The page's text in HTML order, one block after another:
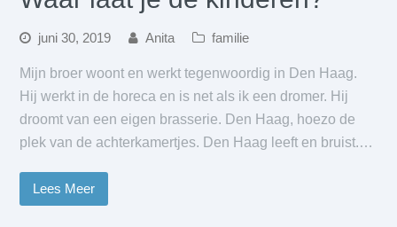
juni 30, 2019 Anita familie
Mijn broer woont en werkt tegenwoordig in Den Haag.
Hij werkt in de horeca en is net als ik een dromer. Hij
droomt van een eigen brasserie. Den Haag, hoezo de
plek van de achterkamertjes. Den Haag leeft en bruist.…
Lees Meer